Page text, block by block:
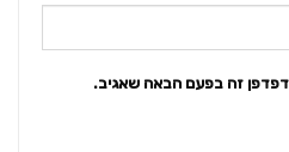
זה בפעם הבאה שאגיב.